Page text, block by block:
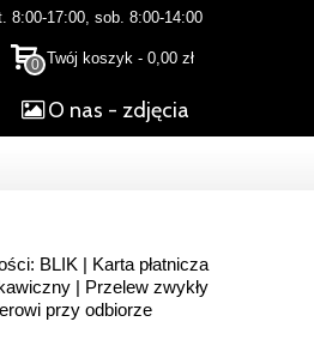
8:00-17:00, sob. 8:00-14:00
0 Twój koszyk - 0,00 zł
O nas - zdjęcia
BLIK | Karta płatnicza
| Przelew zwykły
przy odbiorze